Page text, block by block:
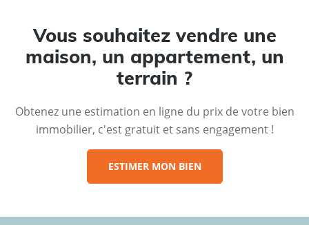
Vous souhaitez vendre une
maison, un appartement, un
terrain ?
Obtenez une estimation en ligne du prix de votre bien
immobilier, c'est gratuit et sans engagement !
ESTIMER MON BIEN